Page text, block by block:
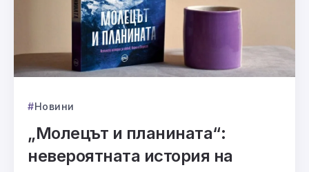
Новини
„Молецът и планината“:
невероятната история на